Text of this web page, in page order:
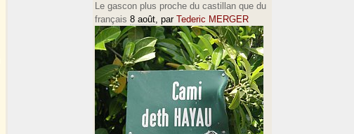
Le gascon plus proche du castillan que du
français 8 août, par Tederic MERGER